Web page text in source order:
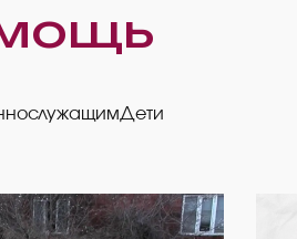
Дети